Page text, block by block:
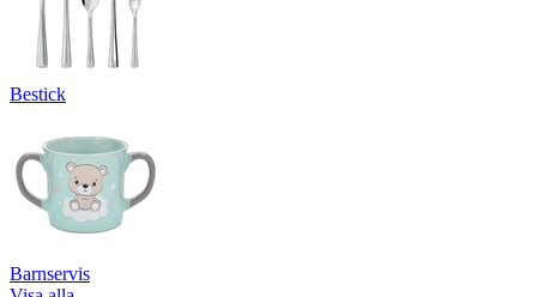
Bestick
Barnservis